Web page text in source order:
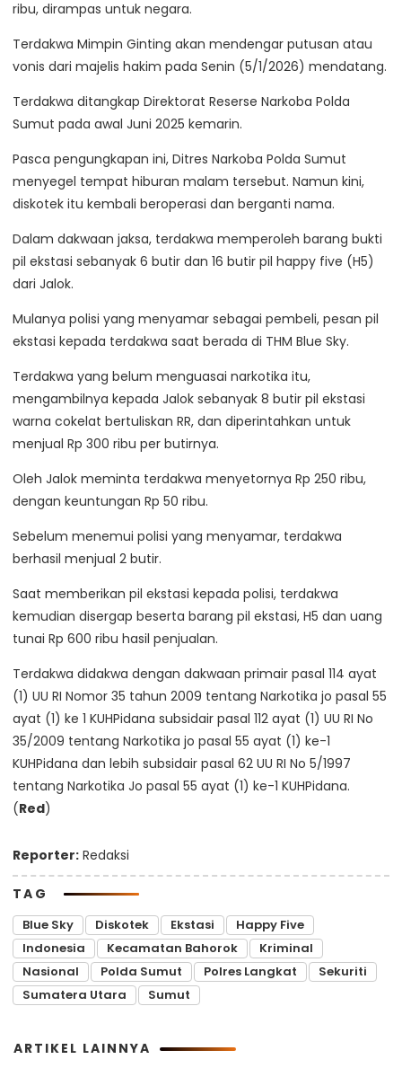
ribu, dirampas untuk negara.
Terdakwa Mimpin Ginting akan mendengar putusan atau
vonis dari majelis hakim pada Senin (5/1/2026) mendatang.
Terdakwa ditangkap Direktorat Reserse Narkoba Polda
Sumut pada awal Juni 2025 kemarin.
Pasca pengungkapan ini, Ditres Narkoba Polda Sumut
menyegel tempat hiburan malam tersebut. Namun kini,
diskotek itu kembali beroperasi dan berganti nama.
Dalam dakwaan jaksa, terdakwa memperoleh barang bukti
pil ekstasi sebanyak 6 butir dan 16 butir pil happy five (H5)
dari Jalok.
Mulanya polisi yang menyamar sebagai pembeli, pesan pil
ekstasi kepada terdakwa saat berada di THM Blue Sky.
Terdakwa yang belum menguasai narkotika itu,
mengambilnya kepada Jalok sebanyak 8 butir pil ekstasi
warna cokelat bertuliskan RR, dan diperintahkan untuk
menjual Rp 300 ribu per butirnya.
Oleh Jalok meminta terdakwa menyetornya Rp 250 ribu,
dengan keuntungan Rp 50 ribu.
Sebelum menemui polisi yang menyamar, terdakwa
berhasil menjual 2 butir.
Saat memberikan pil ekstasi kepada polisi, terdakwa
kemudian disergap beserta barang pil ekstasi, H5 dan uang
tunai Rp 600 ribu hasil penjualan.
Terdakwa didakwa dengan dakwaan primair pasal 114 ayat
(1) UU RI Nomor 35 tahun 2009 tentang Narkotika jo pasal 55
ayat (1) ke 1 KUHPidana subsidair pasal 112 ayat (1) UU RI No
35/2009 tentang Narkotika jo pasal 55 ayat (1) ke-1
KUHPidana dan lebih subsidair pasal 62 UU RI No 5/1997
tentang Narkotika Jo pasal 55 ayat (1) ke-1 KUHPidana.
(Red)
Reporter: Redaksi
TAG
Blue Sky Diskotek Ekstasi
Happy Five
Indonesia
Kecamatan Bahorok
Kriminal
Nasional
Polda Sumut Polres Langkat
Sekuriti
Sumatera Utara
Sumut
ARTIKEL LAINNYA